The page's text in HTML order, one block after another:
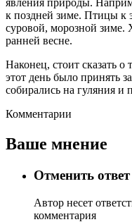
явления природы.
к поздней зиме. Птицы к
суровой, морозной зиме.
ранней весне.
Наконец, стоит сказать
этот день было принять
собирались на гуляния и
Комментарии
Ваше мнение
Отменить ответ
Автор несет
комментария